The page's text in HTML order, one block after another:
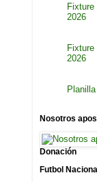
2026
2026
Nosotros
Donación
Futbol Nacional